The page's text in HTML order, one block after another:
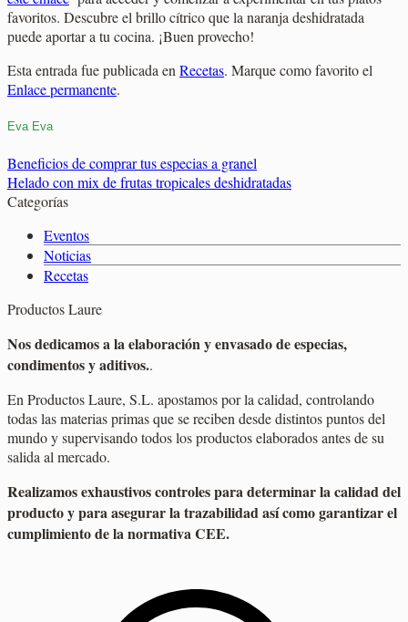
favoritos. Descubre el brillo cítrico que la naranja deshidratada
puede aportar a tu cocina. ¡Buen provecho!
Esta entrada fue publicada enRecetas. Marque como favorito el
Enlace permanente.
Eva Eva
Beneficios de comprar tus especias a granel
Helado con mix de frutas tropicales deshidratadas
Categorías
Eventos
Noticias
Recetas
Productos Laure
Nos dedicamos a la elaboración y envasado de especias,
condimentos y aditivos..
En Productos Laure, S.L. apostamos por la calidad, controlando
todas las materias primas que se reciben desde distintos puntos del
mundo y supervisando todos los productos elaborados antes de su
salida al mercado.
Realizamos exhaustivos controles para determinar la calidad del
producto y para asegurar la trazabilidad así como garantizar el
cumplimiento de la normativa CEE.